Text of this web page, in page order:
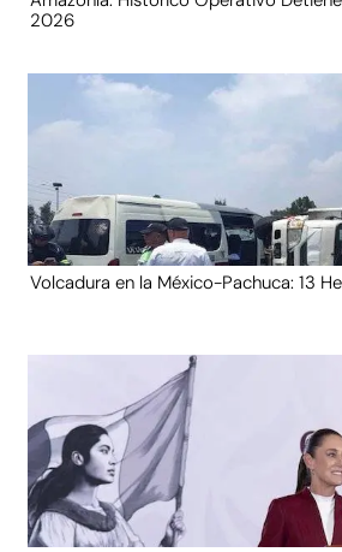
2026
Volcadura en la México-Pachuca: 13